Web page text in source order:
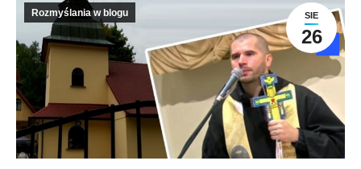
SIE
26
Rozmyślania w blogu